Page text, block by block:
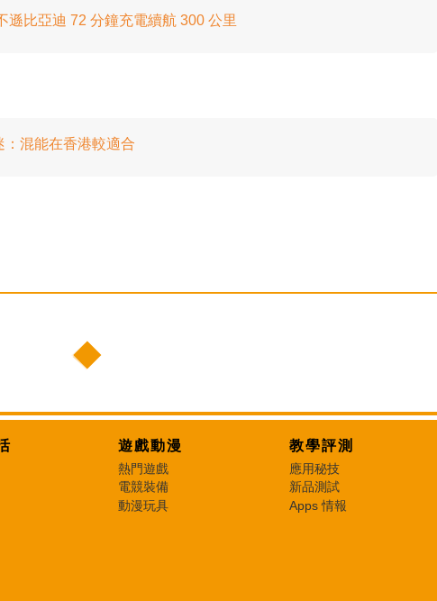
比亞迪 72 分鐘充電續航 300 公里
混能在香港較適合
遊戲動漫
熱門遊戲
電競裝備
動漫玩具
教學評測
應用秘技
新品測試
Apps 情報